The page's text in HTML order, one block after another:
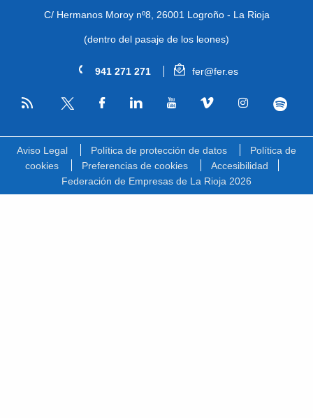
C/ Hermanos Moroy nº8, 26001 Logroño - La Rioja
(dentro del pasaje de los leones)
941 271 271 fer@fer.es
RSS
Aviso Legal Política de protección de datos
Política de
cookies
Preferencias de cookies
Accesibilidad
Federación de Empresas de La Rioja 2026